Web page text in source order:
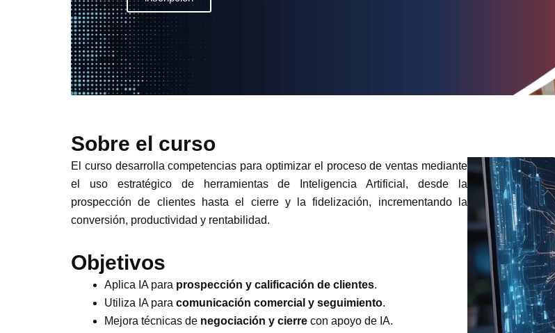
Sobre el curso
El curso desarrolla competencias para optimizar el proceso de ventas mediante
el uso estratégico de herramientas de Inteligencia Artificial, desde la
prospección de clientes hasta el cierre y la fidelización, incrementando la
conversión, productividad y rentabilidad.
Objetivos
Aplica IA para prospección y calificación de clientes.
Utiliza IA para comunicación comercial y seguimiento.
Mejora técnicas de negociación y cierre con apoyo de IA.